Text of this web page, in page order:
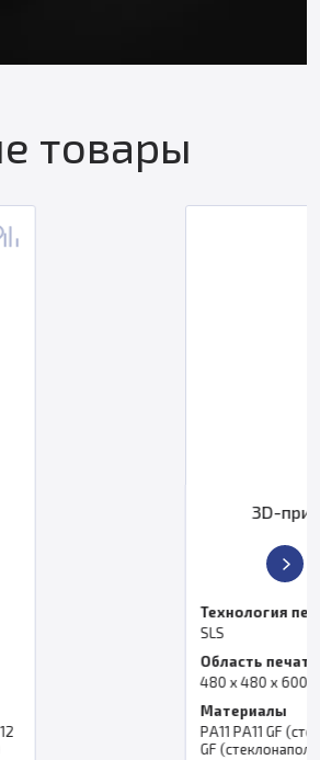
товары
3D-принтер TPM3D S480
PA11 PA11 GF (стеклонаполненный) PA12 PA12
GF (стеклонаполненный) PA12 AF (алюмид)